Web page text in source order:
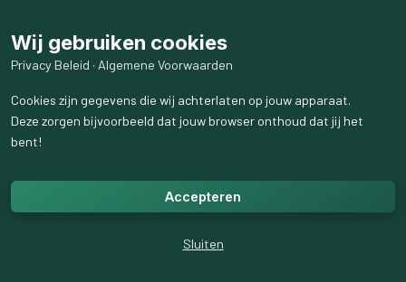
Wespreken onzedankuitaanalleondernemers,
mogelijkhebbengemaakt.
Opnaar
Wij gebruiken cookies
Privacy Beleid · Algemene Voorwaarden
Cookies zijn gegevens die wij achterlaten op jouw apparaat.
Deze zorgen bijvoorbeeld dat jouw browser onthoud dat jij het
bent!
Accepteren
Sluiten